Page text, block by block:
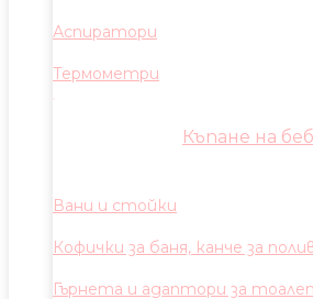
Аспиратори
Термометри
Къпане на
Вани и стойки
Кофички за баня, канче за
Гърнета и адаптори за